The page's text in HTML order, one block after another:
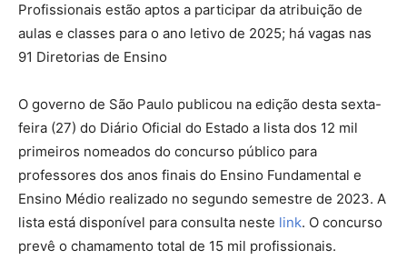
Profissionais estão aptos a participar da atribuição de
aulas e classes para o ano letivo de 2025; há vagas nas
91 Diretorias de Ensino
O governo de São Paulo publicou na edição desta sexta-
feira (27) do Diário Oficial do Estado a lista dos 12 mil
primeiros nomeados do concurso público para
professores dos anos finais do Ensino Fundamental e
Ensino Médio realizado no segundo semestre de 2023. A
lista está disponível para consulta neste link. O concurso
prevê o chamamento total de 15 mil profissionais.